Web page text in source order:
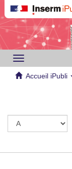
Toggle
navigation
Accueil iPubli